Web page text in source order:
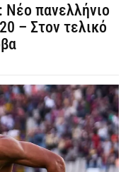
πανελλήνιο
– Στον τελικό